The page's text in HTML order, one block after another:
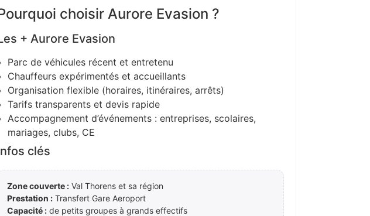
choisir Aurore Evasion ?
+ Aurore Evasion
Parc de véhicules récent et entretenu
Chauffeurs expérimentés et accueillants
Organisation flexible (horaires, itinéraires, arrêts)
Tarifs transparents et devis rapide
Accompagnement d’événements : entreprises, scolaires,
mariages, clubs, CE
clés
Zone couverte : Val Thorens et sa région
Prestation : Transfert Gare Aeroport
Capacité : de petits groupes à grands effectifs